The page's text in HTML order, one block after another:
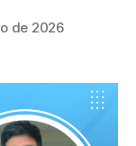
de 2026